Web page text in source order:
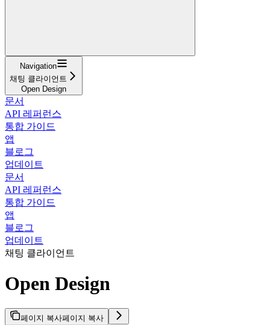
Navigation
채팅 클라이언트
Open Design
문서
API 레퍼런스
통합 가이드
앱
블로그
업데이트
문서
API 레퍼런스
통합 가이드
앱
블로그
업데이트
채팅 클라이언트
Open Design
페이지 복사페이지 복사